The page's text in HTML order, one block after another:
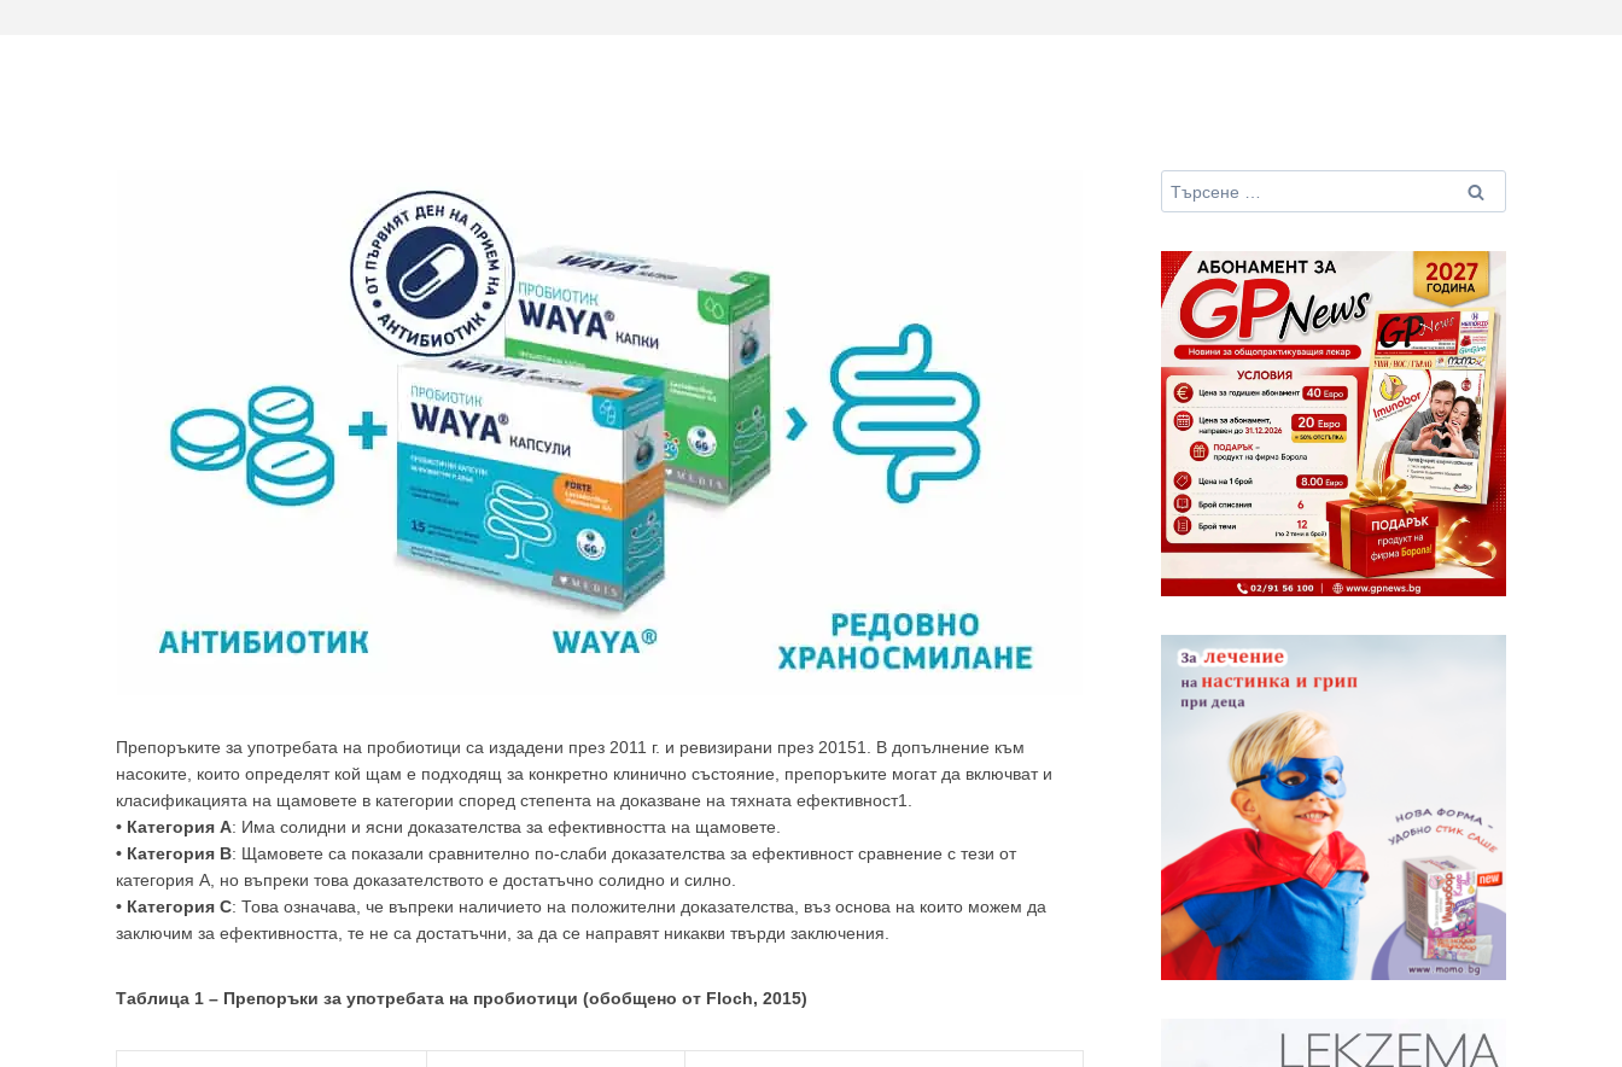
Препоръките за употребата на пробиотици са издадени през 2011 г. и ревизирани през 20151. В допълнение към
насоките, които определят кой щам е подходящ за конкретно клинично състояние, препоръките могат да включват и
класификацията на щамовете в категории според степента на доказване на тяхната ефективност1.
• Категория А: Има солидни и ясни доказателства за ефективността на щамовете.
• Категория В: Щамовете са показали сравнително по-слаби доказателства за ефективност сравнение с тези от
категория А, но въпреки това доказателството е достатъчно солидно и силно.
• Категория С: Това означава, че въпреки наличието на положителни доказателства, въз основа на които можем да
заключим за ефективността, те не са достатъчни, за да се направят никакви твърди заключения.
Таблица 1 – Препоръки за употребата на пробиотици (обобщено от Floch, 2015)
Търсене
за: